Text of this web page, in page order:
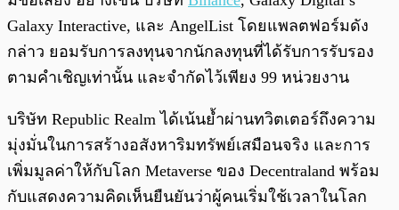
Galaxy Interactive, และ AngelList โดยแพลตฟอร์มดัง
กล่าว ยอมรับการลงทุนจากนักลงทุนที่ได้รับการรับรอง
ตามคำเชิญเท่านั้น และจำกัดไว้เพียง 99 หน่วยงาน
บริษัท Republic Realm ได้เน้นย้ำผ่านทวิตเตอร์ถึงความ
มุ่งมั่นในการสร้างอสังหาริมทรัพย์เสมือนจริง และการ
เพิ่มมูลค่าให้กับโลก Metaverse ของ Decentraland พร้อม
กับแสดงความคิดเห็นยืนยันว่าผู้คนเริ่มใช้เวลาในโลก